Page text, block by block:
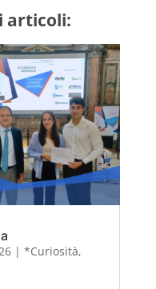
articoli:
| *Curiosità,